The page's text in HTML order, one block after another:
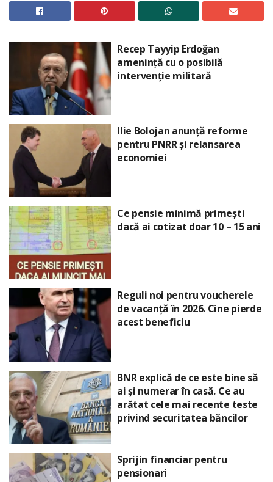
Recep Tayyip Erdoğan
amenință cu o posibilă
intervenție militară
Ilie Bolojan anunță reforme
pentru PNRR și relansarea
economiei
Ce pensie minimă primești
dacă ai cotizat doar 10 – 15 ani
Reguli noi pentru voucherele
de vacanță în 2026. Cine pierde
acest beneficiu
BNR explică de ce este bine să
ai și numerar în casă. Ce au
arătat cele mai recente teste
privind securitatea băncilor
Sprijin financiar pentru
pensionari